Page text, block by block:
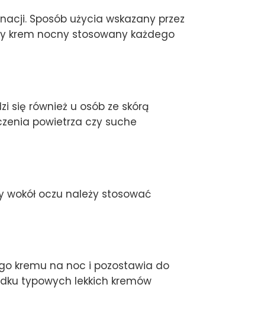
Sposób użycia wskazany przez
krem nocny stosowany każdego
się również u osób ze skórą
powietrza czy suche
oczu należy stosować
kremu na noc i pozostawia do
typowych lekkich kremów